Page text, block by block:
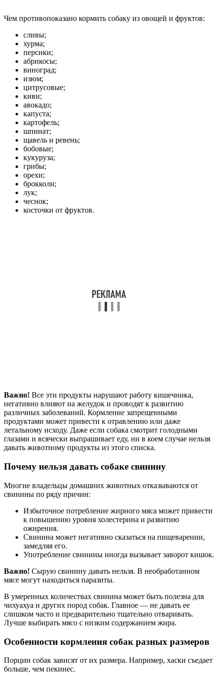
Чем противопоказано кормить собаку из овощей и фруктов:
сливы;
хурма;
персики;
абрикосы;
виноград;
изюм;
цитрусовые;
киви;
авокадо;
капуста;
картофель;
шпинат;
щавель и ревень;
бобовые;
кукуруза;
грибы;
орехи;
брокколи;
лук;
чеснок;
косточки от фруктов.
Важно! Все эти продукты нарушают работу кишечника,
негативно влияют на желудок и проводят к развитию
различных заболеваний. Кормление запрещенными
продуктами может привести к отравлению или даже
летальному исходу. Даже если собака смотрит голодными
глазами и всячески выпрашивает еду, ни в коем случае нельзя
давать животному продукты из этого списка.
Почему нельзя давать собаке свинину
Многие владельцы домашних животных отказываются от
свинины по ряду причин:
Избыточное потребление жирного мяса может привести
к повышению уровня холестерина и развитию
ожирения.
Свинина может негативно сказаться на пищеварении,
замедляя его.
Употребление свинины иногда вызывает заворот кишок.
Важно! Сырую свинину давать нельзя. В необработанном
мясе могут находиться паразиты.
В умеренных количествах свинина может быть полезна для
чихуахуа и других пород собак. Главное — не давать ее
слишком часто и предварительно тщательно отваривать.
Лучше выбирать мясо с низким содержанием жира.
Особенности кормления собак разных размеров
Порции собак зависят от их размера. Например, хаски съедает
больше, чем пекинес.